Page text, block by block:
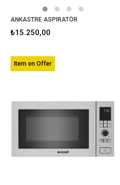
ANKASTRE ASPIRATÖR
₺15.250,00
Item on Offer